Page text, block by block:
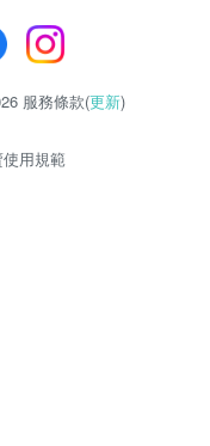
服務條款(更新)
用規範